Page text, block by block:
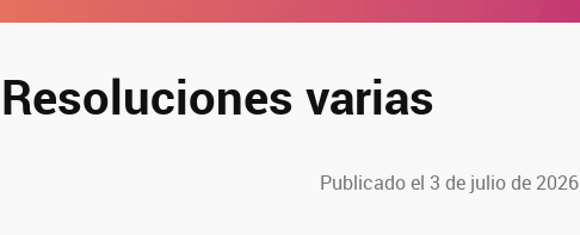
varias
Publicado el 3 de julio de 2026